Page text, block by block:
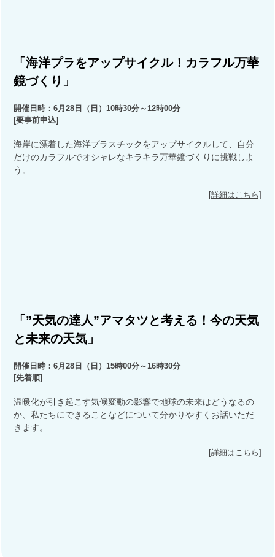
「海洋プラをアップサイクル！カラフル万華
鏡づくり」
開催日時：6月28日（日）10時30分～12時00分
[要事前申込]
海岸に漂着した海洋プラスチックをアップサイクルして、自分
だけのカラフルでオシャレなキラキラ万華鏡づくりに挑戦しよ
う。
[詳細はこちら]
「”天気の達人”アマタツと考える！今の天気
と未来の天気」
開催日時：6月28日（日）15時00分～16時30分
[先着順]
温暖化が引き起こす気候変動の影響で地球の未来はどうなるの
か、私たちにできることなどについて分かりやすくお話いただ
きます。
[詳細はこちら]